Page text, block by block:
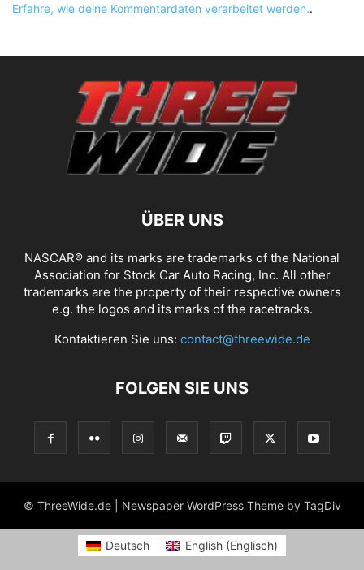
Erfahre, wie deine Kommentardaten verarbeitet werden..
ÜBER UNS
NASCAR® and its marks are trademarks of the National
Association for Stock Car Auto Racing, Inc. All other
trademarks are the property of their respective owners
e.g. the logos and its marks of the racetracks.
Kontaktieren Sie uns: contact@threewide.de
FOLGEN SIE UNS
© ThreeWide.de | Newspaper WordPress Theme by TagDiv
Deutsch English(Englisch)